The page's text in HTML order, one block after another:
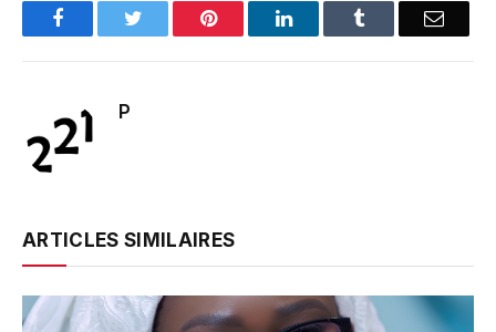
FacebookTwitter Pinterest LinkedInTumblr Email
P
ARTICLES SIMILAIRES